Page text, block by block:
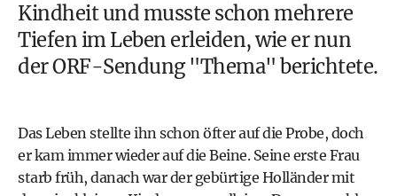
Kindheit und musste schon mehrere
Tiefen im Leben erleiden, wie er nun
der ORF-Sendung "Thema" berichtete.
Das Leben stellte ihn schon öfter auf die Probe, doch
er kam immer wieder auf die Beine. Seine erste Frau
starb früh, danach war der gebürtige Holländer mit